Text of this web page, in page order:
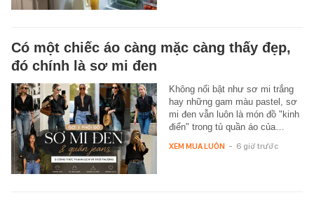
Có một chiếc áo càng mặc càng thấy đẹp,
đó chính là sơ mi đen
Không nổi bật như sơ mi trắng
hay những gam màu pastel, sơ
mi đen vẫn luôn là món đồ "kinh
điển" trong tủ quần áo của…
XEM MUA LUÔN - 6 giờ trước